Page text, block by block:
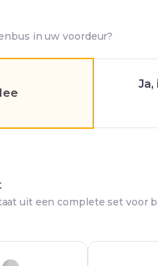
in uw voordeur?
uit een complete set voor